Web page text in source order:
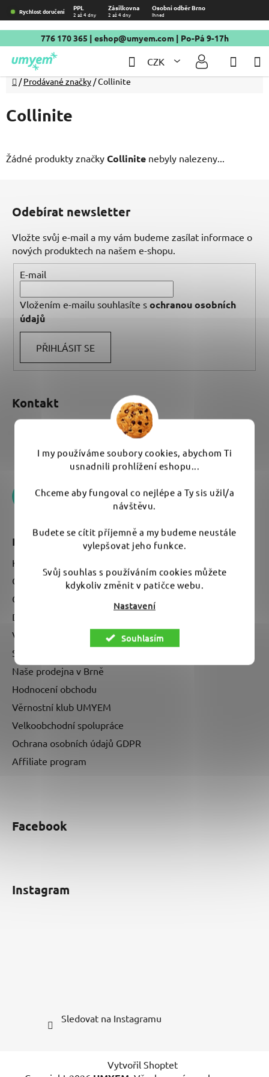
I my používáme soubory cookies, abychom Ti
usnadnili prohlížení eshopu...
Chceme aby fungoval co nejlépe a Ty sis užil/a
návštěvu.
Budete se cítit příjemně a my budeme neustále
vylepšovat jeho funkce.
Svůj souhlas s používáním cookies můžete
kdykoliv změnit v patičce webu.
Nastavení
Souhlasím
Přejít
na
obsah
Rychlost doručení PPL Zásilkovna Osobní odběr Brno
2 až 4 dny 2 až 4 dny Ihned
776 170 365 | eshop@umyem.com| Po-Pá 9-17h
CZK
Hledat
Domů
/ Prodávané značky /Collinite
Collinite
Žádné produkty značky Collinite nebyly nalezeny...
Odebírat newsletter
Vložte svůj e-mail a my vám budeme zasílat informace o
nových produktech na našem e-shopu.
E-mail
Vložením e-mailu souhlasíte s ochranou osobních
údajů
PŘIHLÁSIT SE
Kontakt
umyem.com
+420 776 170 751
Informace pro vás
Kontakty
O nás - kdo je UMYEM?
Obchodní podmínky
Doprava a platba
Vrácení zboží a reklamace
Stav mé objednávky
Naše prodejna v Brně
Hodnocení obchodu
Věrnostní klub UMYEM
Velkoobchodní spolupráce
Ochrana osobních údajů GDPR
Affiliate program
Facebook
Instagram
Sledovat na Instagramu
Vytvořil Shoptet